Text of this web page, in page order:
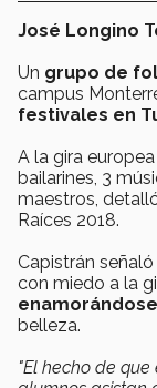
José Longino
Un grupo de
campus
festivales en
A la gira europea
bailarines, 3
maestros,
Raíces 2018.
Capistrán
con miedo a la
belleza.
"El hecho de